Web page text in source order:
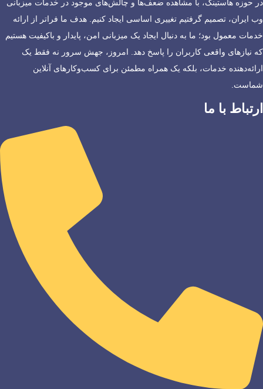
در حوزه هاستینگ، با مشاهده ضعف‌ها و چالش‌های موجود در خدمات میزبانی
وب ایران، تصمیم گرفتیم تغییری اساسی ایجاد کنیم. هدف ما فراتر از ارائه
خدمات معمول بود؛ ما به دنبال ایجاد یک میزبانی امن، پایدار و باکیفیت هستیم
که نیازهای واقعی کاربران را پاسخ دهد. امروز، جهش سرور نه فقط یک
ارائه‌دهنده خدمات، بلکه یک همراه مطمئن برای کسب‌وکارهای آنلاین
شماست.
ارتباط با ما